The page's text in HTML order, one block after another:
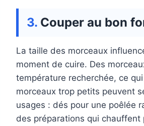
Couper au bon
La taille des morceaux
moment de cuire. Des
température recherchée, ce
morceaux trop petits peuvent
usages : dés pour une poêlée
des préparations qui chauffent